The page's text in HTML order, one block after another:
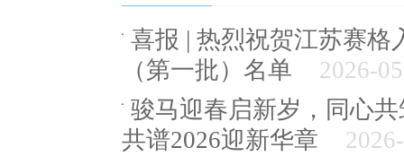
喜报 | 热烈祝贺江苏赛格
（第一批）名单
2026-
骏马迎春启新岁，同心
共谱2026迎新华章